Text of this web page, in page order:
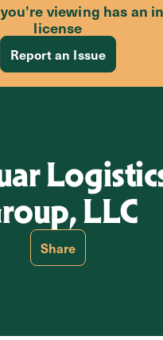
viewing has an
license
Report an Issue
LLC
Share